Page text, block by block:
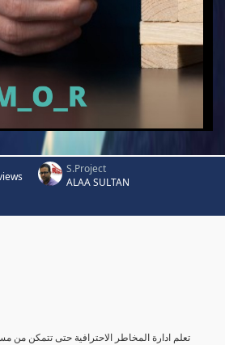
S.Project
ALAA SULTAN
تعلم ادارة المخاطر الاحترافية حتى تتمكن من